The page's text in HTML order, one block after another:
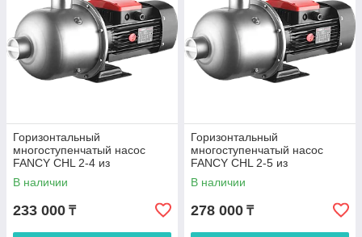
Горизонтальный
многоступенчатый насос
FANCY CHL 2-4 из
нержавеющей стали
В наличии
233 000 ₸
Горизонтальный
многоступенчатый насос
FANCY CHL 2-5 из
нержавеющей стали
В наличии
278 000 ₸